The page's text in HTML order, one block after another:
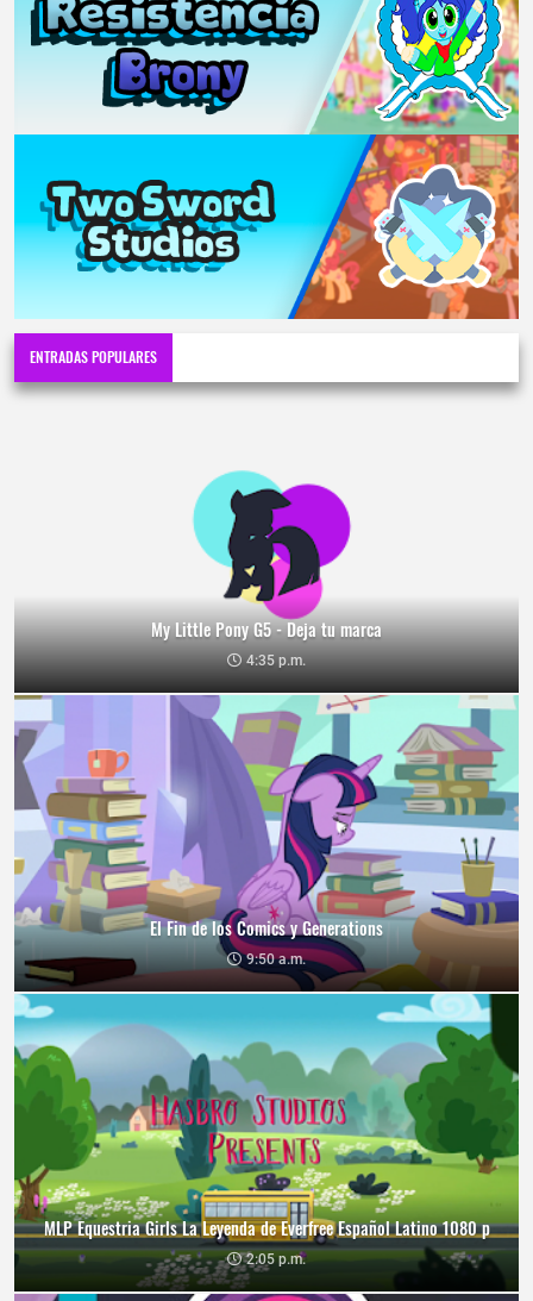
ENTRADAS POPULARES
My Little Pony G5 - Deja tu marca
4:35 p.m.
El Fin de los Comics y Generations
9:50 a.m.
MLP Equestria Girls La Leyenda de Everfree Español Latino 1080 p
2:05 p.m.